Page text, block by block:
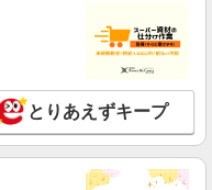
とりあえずキープ